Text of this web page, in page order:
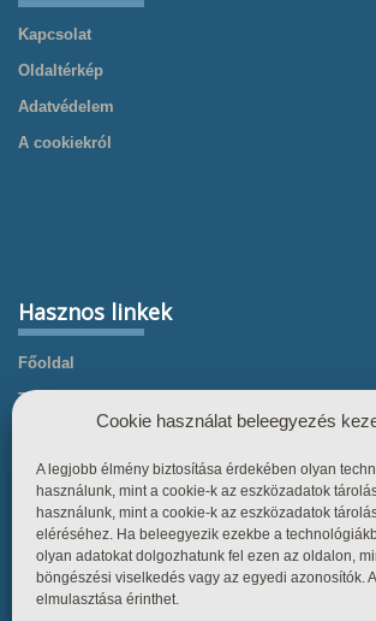
Kapcsolat
Oldaltérkép
Adatvédelem
A cookiekról
Hasznos linkek
Főoldal
Termékek
Tudástár
Üzletszabályzat
Kapcsolat
Cookie használat beleegyezés
A legjobb élmény biztosítása érdekében olyan
használunk, mint a cookie-k az eszközadatok
használunk, mint a cookie-k az eszközadatok
eléréséhez. Ha beleegyezik ezekbe a
olyan adatokat dolgozhatunk fel ezen az oldalon,
böngészési viselkedés vagy az egyedi azonosítók.
elmulasztása érinthet.